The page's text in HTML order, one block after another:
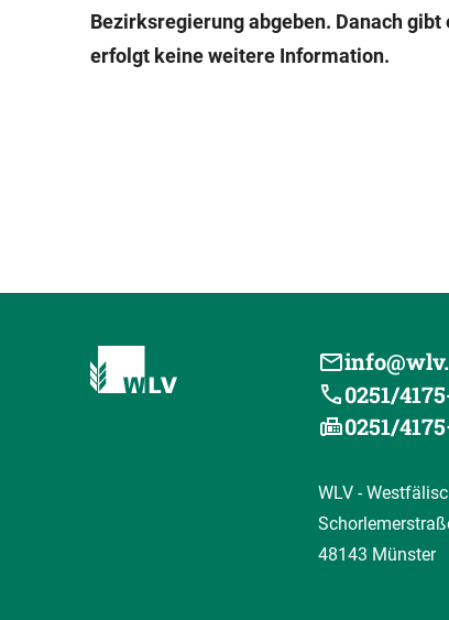
Bezirksregierung abgeben. Danach
erfolgt keine weitere Information.
0251/
0251/
WLV -
48143 Münster